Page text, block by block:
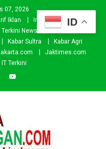
07, 2026
Iklan Investor
Donasi
Terkini News
Kabar.id
Kabar Sultra
Kabar Agri
Jaktimes.com
IT Terkini
ID